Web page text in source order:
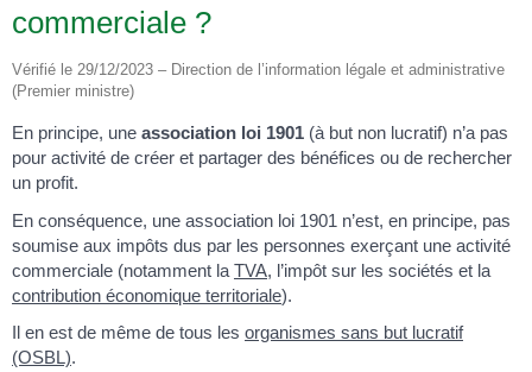
commerciale ?
Vérifié le 29/12/2023 – Direction de l’information légale et administrative
(Premier ministre)
En principe, une association loi 1901 (à but non lucratif) n’a pas
pour activité de créer et partager des bénéfices ou de rechercher
un profit.
En conséquence, une association loi 1901 n’est, en principe, pas
soumise aux impôts dus par les personnes exerçant une activité
commerciale (notamment la TVA, l’impôt sur les sociétés et la
contribution économique territoriale).
Il en est de même de tous les organismes sans but lucratif
(OSBL).